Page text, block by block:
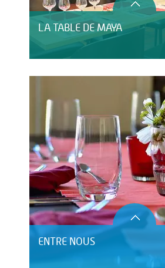
LA TABLE DE MAYA
ENTRE NOUS